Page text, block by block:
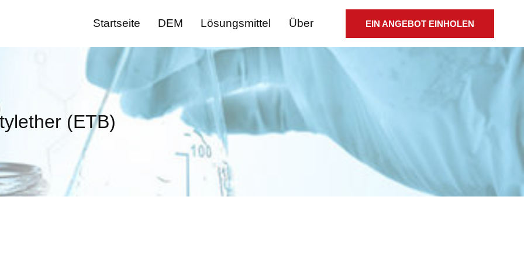
Startseite DEM Lösungsmittel Über EIN ANGEBOT EINHOLEN
(ETB)